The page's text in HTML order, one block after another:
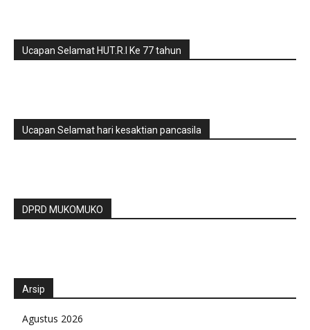
Ucapan Selamat HUT.R.I Ke 77 tahun
Ucapan Selamat hari kesaktian pancasila
DPRD MUKOMUKO
Arsip
Agustus 2026